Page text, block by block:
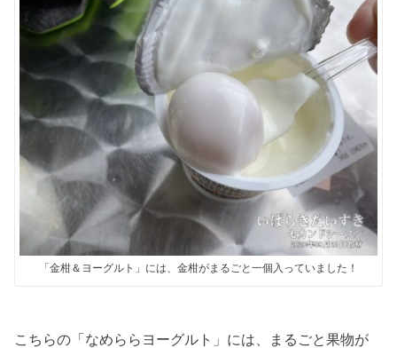
「金柑＆ヨーグルト」には、金柑がまるごと一個入っていました！
こちらの「なめららヨーグルト」には、まるごと果物が